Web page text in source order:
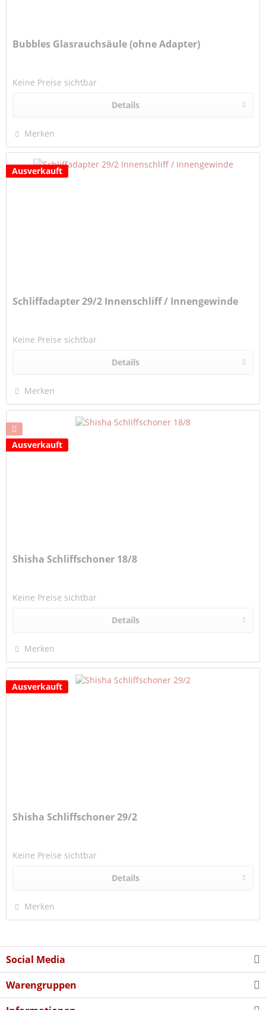
Bubbles Glasrauchsäule (ohne Adapter)
Keine Preise sichtbar
Details
Merken
Ausverkauft
Schliffadapter 29/2 Innenschliff / Innengewinde
Keine Preise sichtbar
Details
Merken
Ausverkauft
Shisha Schliffschoner 18/8
Keine Preise sichtbar
Details
Merken
Ausverkauft
Shisha Schliffschoner 29/2
Keine Preise sichtbar
Details
Merken
Social Media
Warengruppen